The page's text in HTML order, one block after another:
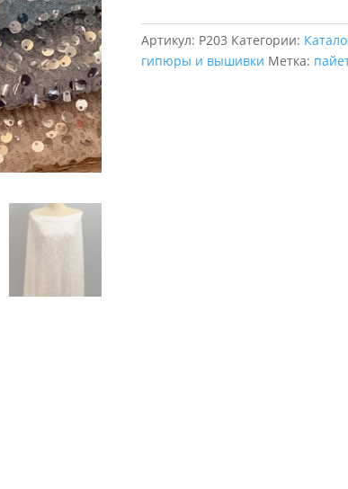
жатка
Fraise
Артикул: P203 Категории:
гипюры и вышивки Метка: